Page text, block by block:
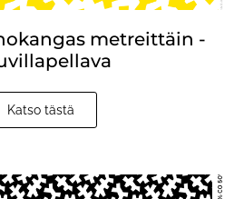
metreittäin -
Katso tästä